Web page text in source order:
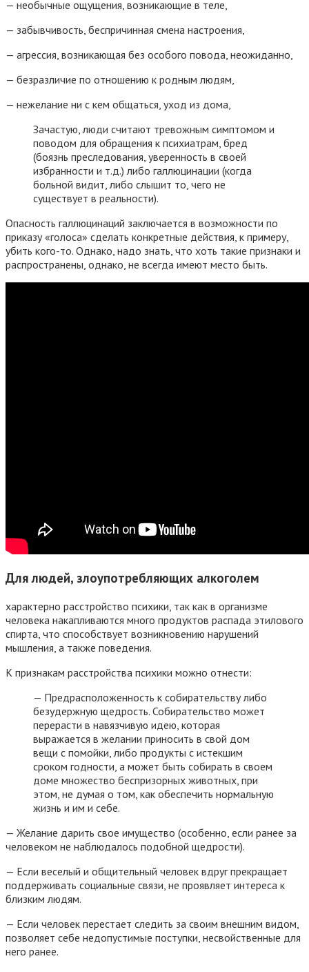
— необычные ощущения, возникающие в теле,
— забывчивость, беспричинная смена настроения,
— агрессия, возникающая без особого повода, неожиданно,
— безразличие по отношению к родным людям,
— нежелание ни с кем общаться, уход из дома,
Зачастую, люди считают тревожным симптомом и
поводом для обращения к психиатрам, бред
(боязнь преследования, уверенность в своей
избранности и т.д.) либо галлюцинации (когда
больной видит, либо слышит то, чего не
существует в реальности).
Опасность галлюцинаций заключается в возможности по
приказу «голоса» сделать конкретные действия, к примеру,
убить кого-то. Однако, надо знать, что хоть такие признаки и
распространены, однако, не всегда имеют место быть.
Для людей, злоупотребляющих алкоголем
характерно расстройство психики, так как в организме
человека накапливаются много продуктов распада этилового
спирта, что способствует возникновению нарушений
мышления, а также поведения.
К признакам расстройства психики можно отнести:
— Предрасположенность к собирательству либо
безудержную щедрость. Собирательство может
перерасти в навязчивую идею, которая
выражается в желании приносить в свой дом
вещи с помойки, либо продукты с истекшим
сроком годности, а может быть собирать в своем
доме множество беспризорных животных, при
этом, не думая о том, как обеспечить нормальную
жизнь и им и себе.
— Желание дарить свое имущество (особенно, если ранее за
человеком не наблюдалось подобной щедрости).
— Если веселый и общительный человек вдруг прекращает
поддерживать социальные связи, не проявляет интереса к
близким людям.
— Если человек перестает следить за своим внешним видом,
позволяет себе недопустимые поступки, несвойственные для
него ранее.